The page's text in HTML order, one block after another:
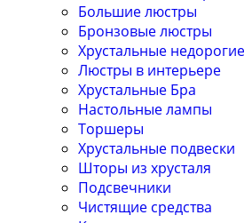
Большие люстры
Бронзовые люстры
Хрустальные
Люстры в интерьере
Хрустальные Бра
Настольные лампы
Торшеры
Хрустальные подвески
Шторы из хрусталя
Подсвечники
Чистящие средства